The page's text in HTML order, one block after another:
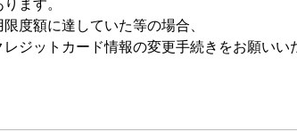
ます。
度額に達していた等の場合、
ジットカード情報の変更手続きをお願いい